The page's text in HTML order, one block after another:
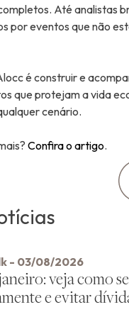
Até analistas
por eventos que não
é construir e
que protejam a vida
cenário.
Confira o artigo.
- 03/08/2026
veja como
e evitar